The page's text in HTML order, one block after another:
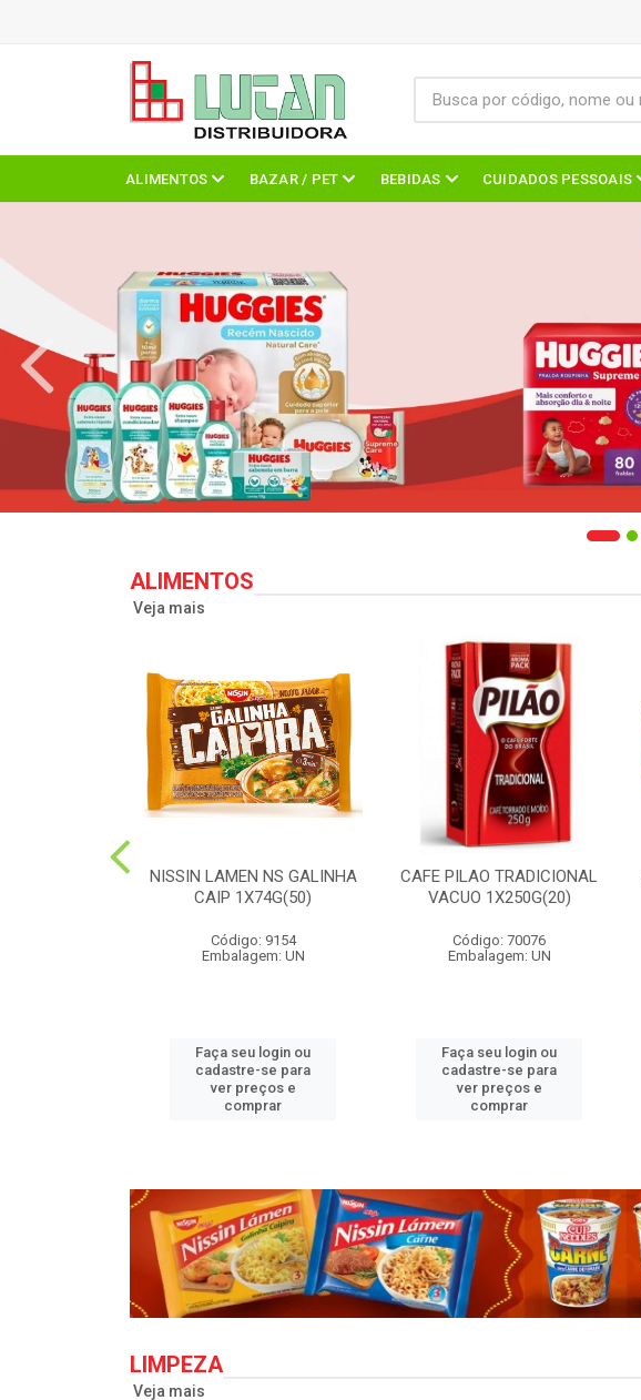
ALIMENTOS BAZAR / PET BEBIDAS CUIDADOS PESSOAIS
ALIMENTOS
Veja mais
NISSIN LAMEN NS GALINHA
CAIP 1X74G(50)
Código: 9154
Embalagem: UN
Faça seu login ou
cadastre-se para
ver preços e
comprar
CAFE PILAO TRADICIONAL
VACUO 1X250G(20)
Código: 70076
Embalagem: UN
Faça seu login ou
cadastre-se para
ver preços e
comprar
LIMPEZA
Veja mais